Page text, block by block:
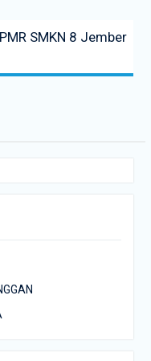
SMKN 8 Jember